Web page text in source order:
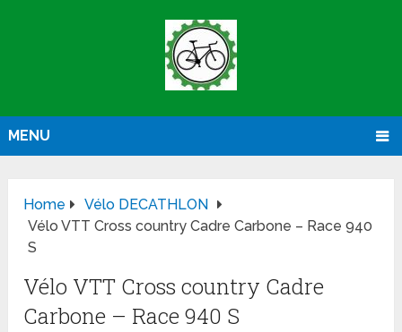
MENU
Home
Vélo DECATHLON
Vélo VTT Cross country Cadre Carbone – Race 940
S
Vélo VTT Cross country Cadre
Carbone – Race 940 S